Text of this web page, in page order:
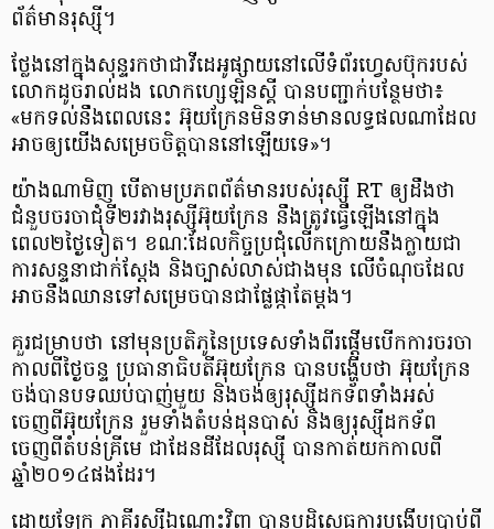
ព័ត៌មានរុស្ស៊ី។
ថ្លែងនៅក្នុងសុន្ទរកថាជាវីដេអូផ្សាយនៅលើទំព័រហ្វេសប៊ុករបស់
លោកដូចរាល់ដង លោកហ្សេឡិនស្គី បានបញ្ជាក់បន្ថែមថា៖
«មកទល់នឹងពេលនេះ អ៊ុយក្រែនមិនទាន់មានលទ្ធផលណាដែល
អាចឲ្យយើងសម្រេចចិត្តបាននៅឡើយទេ»។
យ៉ាងណាមិញ បើតាមប្រភពព័ត៌មានរបស់រុស្ស៊ី RT ឲ្យដឹងថា
ជំនួបចរចាជុំទី២រវាងរុស្ស៊ីអ៊ុយក្រែន នឹងត្រូវធ្វើឡើងនៅក្នុង
ពេល២ថ្ងៃទៀត។ ខណៈដែលកិច្ចប្រជុំលើកក្រោយនឹងក្លាយជា
ការសន្ទនាជាក់ស្តែង និងច្បាស់លាស់ជាងមុន លើចំណុចដែល
អាចនឹងឈានទៅសម្រេចបានជាផ្លែផ្កាតែម្តង។
គួរជម្រាបថា នៅមុនប្រតិភូនៃប្រទេសទាំងពីរផ្តើមបើកការចរចា
កាលពីថ្ងៃចន្ទ ប្រធានាធិបតីអ៊ុយក្រែន បានបង្ហើបថា អ៊ុយក្រែន
ចង់បានបទឈប់បាញ់មួយ និងចង់ឲ្យរុស្ស៊ីដកទ័ពទាំងអស់
ចេញពីអ៊ុយក្រែន រួមទាំងតំបន់ដុនបាស់ និងឲ្យរុស្ស៊ីដកទ័ព
ចេញពីតំបន់គ្រីមេ ជាដែនដីដែលរុស្ស៊ី បានកាត់យកកាលពី
ឆ្នាំ២០១៤ផងដែរ។
ដោយឡែក ភាគីរុស្ស៊ីឯណោះវិញ បានបដិសេធការបង្ហើបប្រាប់ពី